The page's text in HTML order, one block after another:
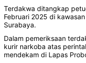
Terdakwa ditangkap
Februari 2025 di
Surabaya.
Dalam pemeriksaan
kurir narkoba atas
mendekam di Lapas